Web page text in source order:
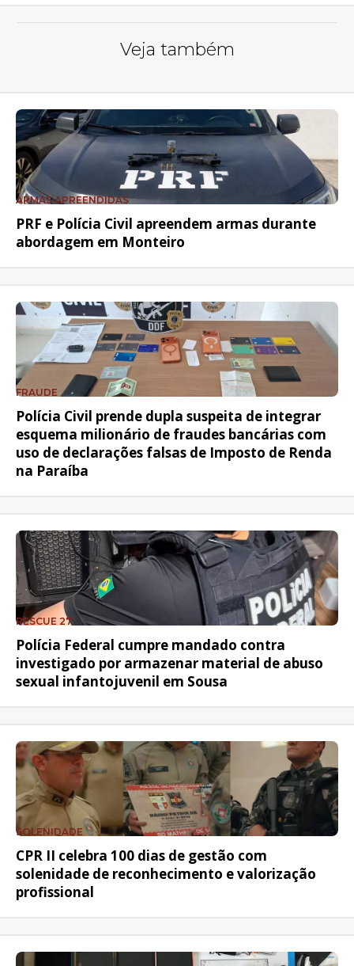
Veja também
ARMAS APREENDIDAS
PRF e Polícia Civil apreendem armas durante
abordagem em Monteiro
FRAUDE
Polícia Civil prende dupla suspeita de integrar
esquema milionário de fraudes bancárias com
uso de declarações falsas de Imposto de Renda
na Paraíba
RESCUE 27
Polícia Federal cumpre mandado contra
investigado por armazenar material de abuso
sexual infantojuvenil em Sousa
SOLENIDADE
CPR II celebra 100 dias de gestão com
solenidade de reconhecimento e valorização
profissional